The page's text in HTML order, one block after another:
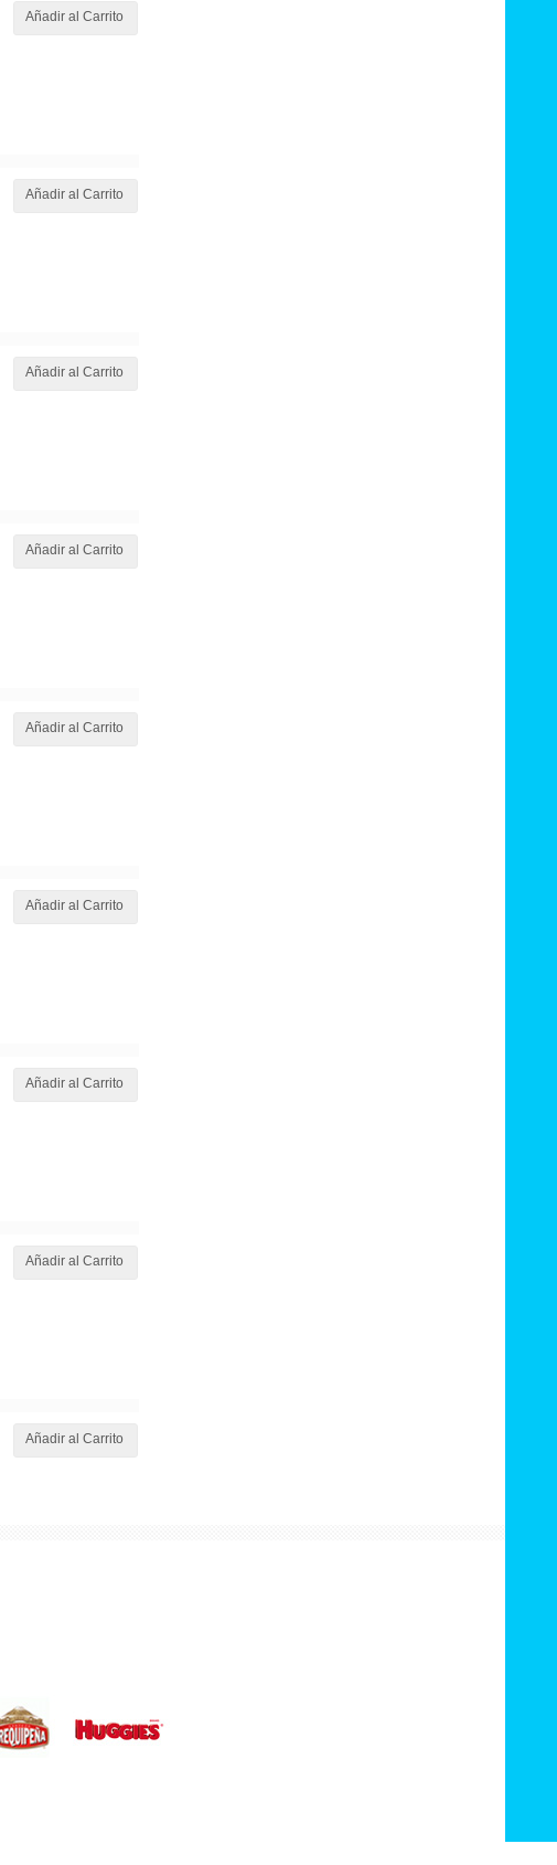
Añadir al Carrito
Añadir al Carrito
Añadir al Carrito
Añadir al Carrito
Añadir al Carrito
Añadir al Carrito
Añadir al Carrito
Añadir al Carrito
Añadir al Carrito